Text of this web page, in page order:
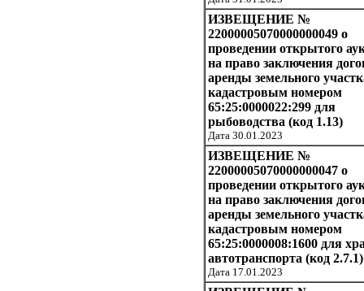
ИЗВЕЩЕНИЕ №
22000005070000000049 о
проведении открытого
на право заключения
аренды земельного
кадастровым номером
65:25:0000022:299 для
рыбоводства (код 1.13)
Дата 30.01.2023
ИЗВЕЩЕНИЕ №
22000005070000000047 о
проведении открытого
на право заключения
аренды земельного
кадастровым номером
65:25:0000008:1600 для
автотранспорта (код 2.7.1)
Дата 17.01.2023